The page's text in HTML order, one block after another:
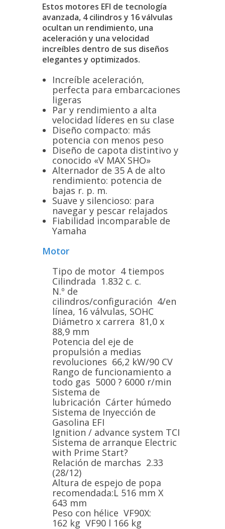
Estos motores EFI de tecnología
avanzada, 4 cilindros y 16 válvulas
ocultan un rendimiento, una
aceleración y una velocidad
increíbles dentro de sus diseños
elegantes y optimizados.
Increíble aceleración,
perfecta para embarcaciones
ligeras
Par y rendimiento a alta
velocidad líderes en su clase
Diseño compacto: más
potencia con menos peso
Diseño de capota distintivo y
conocido «V MAX SHO»
Alternador de 35 A de alto
rendimiento: potencia de
bajas r. p. m.
Suave y silencioso: para
navegar y pescar relajados
Fiabilidad incomparable de
Yamaha
Motor
Tipo de motor 4 tiempos
Cilindrada 1.832 c. c.
N.º de
cilindros/configuración 4/en
línea, 16 válvulas, SOHC
Diámetro x carrera 81,0 x
88,9 mm
Potencia del eje de
propulsión a medias
revoluciones 66,2 kW/90 CV
Rango de funcionamiento a
todo gas 5000 ? 6000 r/min
Sistema de
lubricación Cárter húmedo
Sistema de Inyección de
Gasolina EFI
Ignition / advance system TCI
Sistema de arranque Electric
with Prime Start?
Relación de marchas 2.33
(28/12)
Altura de espejo de popa
recomendada:L 516 mm X
643 mm
Peso con hélice VF90X:
162 kg VF90 l 166 kg